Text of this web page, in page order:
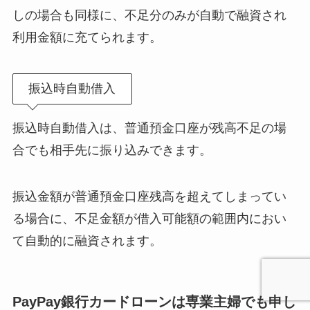
しの場合も同様に、不足分のみが自動で融資され
利用金額に充てられます。
振込時自動借入
振込時自動借入は、普通預金口座が残高不足の場
合でも相手先に振り込みできます。
振込金額が普通預金口座残高を超えてしまってい
る場合に、不足金額が借入可能額の範囲内におい
て自動的に融資されます。
PayPay銀行カードローンは専業主婦でも申し